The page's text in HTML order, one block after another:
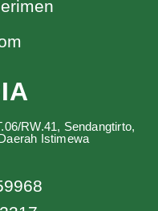
RW.41, Sendangtirto,
Istimewa